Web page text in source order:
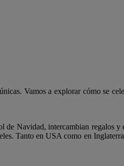
Vamos a explorar cómo se
Navidad, intercambian regalos y
Tanto en USA como en